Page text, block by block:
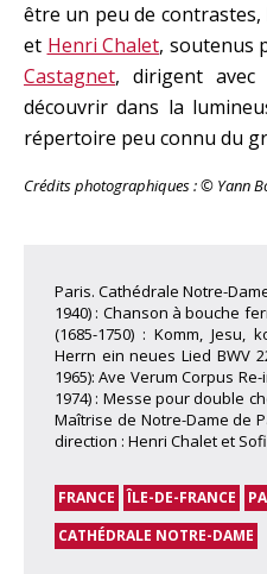
être un peu de contrastes,
et Henri Chalet, soutenus
Castagnet, dirigent avec
découvrir dans la
répertoire peu connu du
Crédits photographiques : © Yann
Paris. Cathédrale Notre-
1940) : Chanson à bouche
(1685-1750) : Komm, Jesu,
Herrn ein neues Lied BWV
1965): Ave Verum Corpus
1974) : Messe pour double
Maîtrise de Notre-Dame de
direction : Henri Chalet et
FRANCE ÎLE-DE-FRANCE
CATHÉDRALE NOTRE-DAME